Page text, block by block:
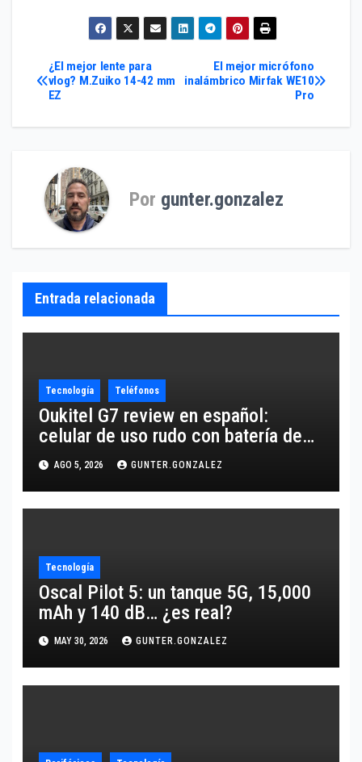
Navegación
de
El mejor micrófono
inalámbrico Mirfak WE10
Pro
¿El mejor lente para
vlog? M.Zuiko 14-42 mm
EZ
Por gunter.gonzalez
Entrada relacionada
Tecnología Teléfonos
Oukitel G7 review en español:
celular de uso rudo con batería de
10,600 mAh
AGO 5, 2026 GUNTER.GONZALEZ
Tecnología
Oscal Pilot 5: un tanque 5G, 15,000
mAh y 140 dB… ¿es real?
MAY 30, 2026 GUNTER.GONZALEZ